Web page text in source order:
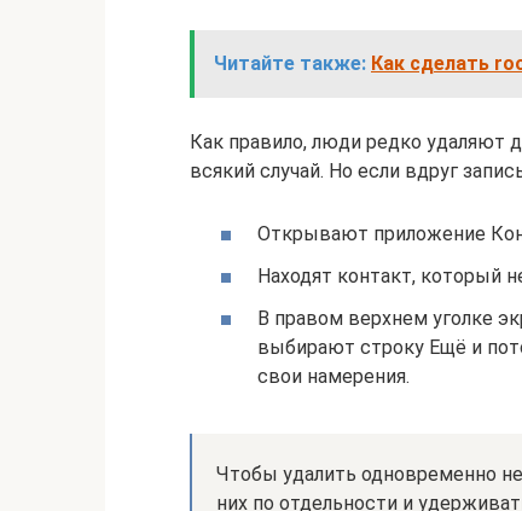
Читайте также: Как сделать
Как правило, люди редко удаляют
всякий случай. Но если вдруг
Открывают приложение
Находят контакт, который
В правом верхнем уголке
выбирают строку Ещё и
свои намерения.
Чтобы удалить одновременно
них по отдельности и